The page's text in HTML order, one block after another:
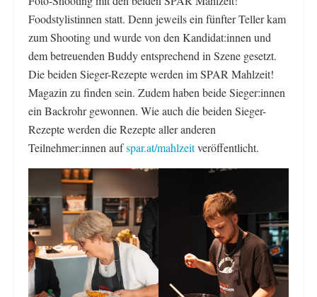
Foodstylistinnen statt. Denn jeweils ein fünfter Teller kam
zum Shooting und wurde von den Kandidat:innen und
dem betreuenden Buddy entsprechend in Szene gesetzt.
Die beiden Sieger-Rezepte werden im SPAR Mahlzeit!
Magazin zu finden sein. Zudem haben beide Sieger:innen
ein Backrohr gewonnen. Wie auch die beiden Sieger-
Rezepte werden die Rezepte aller anderen
Teilnehmer:innen aufspar.at/mahlzeitveröffentlicht.